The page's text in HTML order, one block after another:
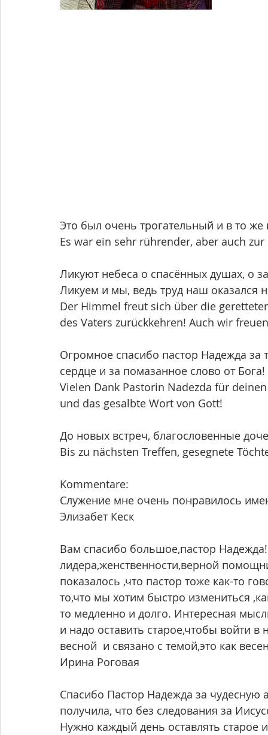
Это был очень трогательный и в то
Es war ein sehr rührender, aber auch
Ликуют небеса о спасённых душах, о
Ликуем и мы, ведь труд наш оказался
Der Himmel freut sich über die
des Vaters zurückkehren! Auch wir
Огромное спасибо пастор Надежда
сердце и за помазанное слово от Бога!
Vielen Dank Pastorin Nadezda für
und das gesalbte Wort von Gott!
До новых встреч, благословенные
Bis zu nächsten Treffen, gesegnete
Kommentare:
Служение мне очень понравилось
Элизабет Кеск
Вам спасибо большое,пастор
лидера,женственности,верной
показалось ,что пастор тоже как-то
то,что мы хотим быстро измениться
то медленно и долго. Интересная
и надо оставить старое,чтобы войти
весной  и связано с темой,это как
Ирина Роговая
Спасибо Пастор Надежда за чудесную
получила, что без следования за
Нужно каждый день оставлять старое